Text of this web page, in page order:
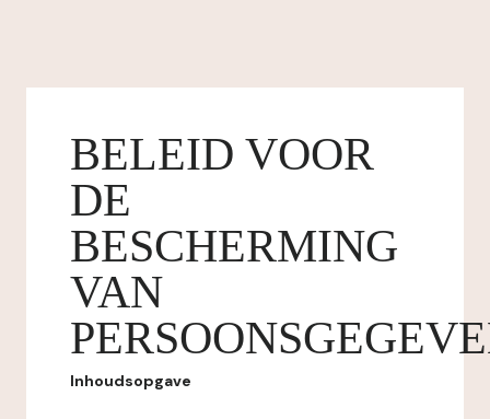
BELEID VOOR
DE
BESCHERMING
VAN
Inhoudsopgave